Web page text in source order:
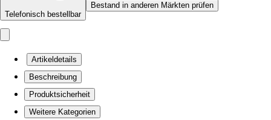
Telefonisch bestellbar
Bestand in anderen Märkten prüfen
Artikeldetails
Beschreibung
Produktsicherheit
Weitere Kategorien